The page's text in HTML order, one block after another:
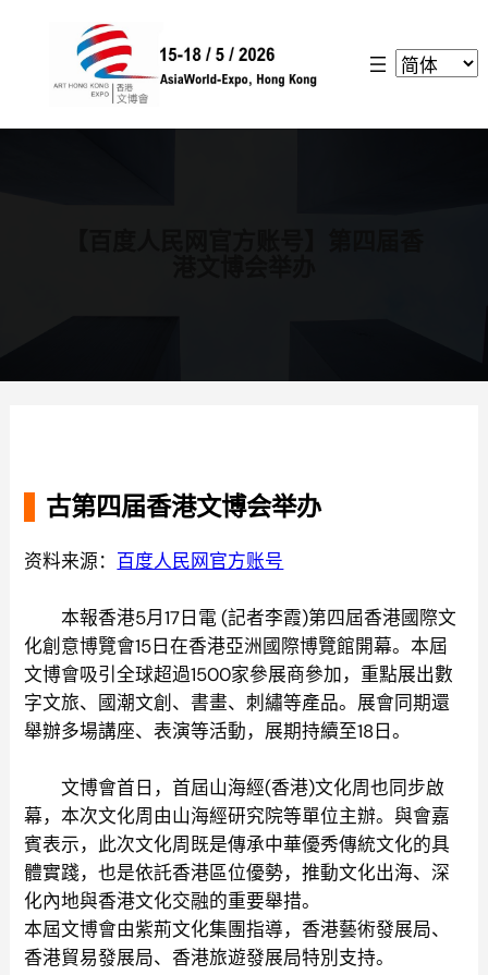
古第四届香港文博会举办
资料来源： 百度人民网官方账号
本報香港5月17日電 (記者李霞)第四屆香港國際文
化創意博覽會15日在香港亞洲國際博覽館開幕。本屆
文博會吸引全球超過1500家參展商參加，重點展出數
字文旅、國潮文創、書畫、刺繡等產品。展會同期還
舉辦多場講座、表演等活動，展期持續至18日。
文博會首日，首屆山海經(香港)文化周也同步啟
幕，本次文化周由山海經研究院等單位主辦。與會嘉
賓表示，此次文化周既是傳承中華優秀傳統文化的具
體實踐，也是依託香港區位優勢，推動文化出海、深
化內地與香港文化交融的重要舉措。
本屆文博會由紫荊文化集團指導，香港藝術發展局、
香港貿易發展局、香港旅遊發展局特別支持。